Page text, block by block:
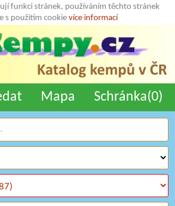
funkci stránek, používáním těchto stránek
s použitím cookie více informací
Mapa Schránka(0)